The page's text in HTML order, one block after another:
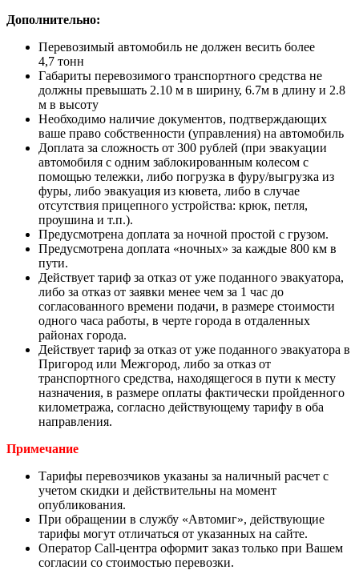
Дополнительно:
Перевозимый автомобиль не должен весить более
4,7 тонн
Габариты перевозимого транспортного средства не
должны превышать 2.10 м в ширину, 6.7м в длину и 2.8
м в высоту
Необходимо наличие документов, подтверждающих
ваше право собственности (управления) на автомобиль
Доплата за сложность от 300 рублей (при эвакуации
автомобиля с одним заблокированным колесом с
помощью тележки, либо погрузка в фуру/выгрузка из
фуры, либо эвакуация из кювета, либо в случае
отсутствия прицепного устройства: крюк, петля,
проушина и т.п.).
Предусмотрена доплата за ночной простой с грузом.
Предусмотрена доплата «ночных» за каждые 800 км в
пути.
Действует тариф за отказ от уже поданного эвакуатора,
либо за отказ от заявки менее чем за 1 час до
согласованного времени подачи, в размере стоимости
одного часа работы, в черте города в отдаленных
районах города.
Действует тариф за отказ от уже поданного эвакуатора в
Пригород или Межгород, либо за отказ от
транспортного средства, находящегося в пути к месту
назначения, в размере оплаты фактически пройденного
километража, согласно действующему тарифу в оба
направления.
Примечание
Тарифы перевозчиков указаны за наличный расчет с
учетом скидки и действительны на момент
опубликования.
При обращении в службу «‎Автомиг»‎, действующие
тарифы могут отличаться от указанных на сайте.
Оператор Call-центра оформит заказ только при Вашем
согласии со стоимостью перевозки.